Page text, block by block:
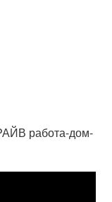
работа-дом-